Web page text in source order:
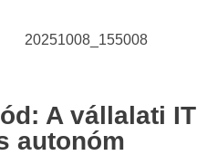
A vállalati IT
autonóm